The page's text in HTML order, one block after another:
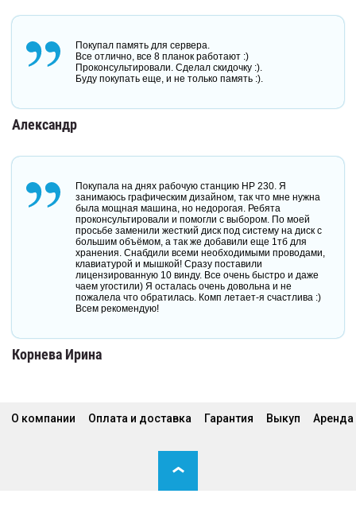
Покупал память для сервера.
Все отлично, все 8 планок работают :)
Проконсультировали. Сделал скидочку :).
Буду покупать еще, и не только память :).
Александр
Покупала на днях рабочую станцию HP 230. Я
занимаюсь графическим дизайном, так что мне нужна
была мощная машина, но недорогая. Ребята
проконсультировали и помогли с выбором. По моей
просьбе заменили жесткий диск под систему на диск с
большим объёмом, а так же добавили еще 1тб для
хранения. Снабдили всеми необходимыми проводами,
клавиатурой и мышкой! Сразу поставили
лицензированную 10 винду. Все очень быстро и даже
чаем угостили) Я осталась очень довольна и не
пожалела что обратилась. Комп летает-я счастлива :)
Всем рекомендую!
Корнева Ирина
О компании Оплата и доставка Гарантия Выкуп Аренда